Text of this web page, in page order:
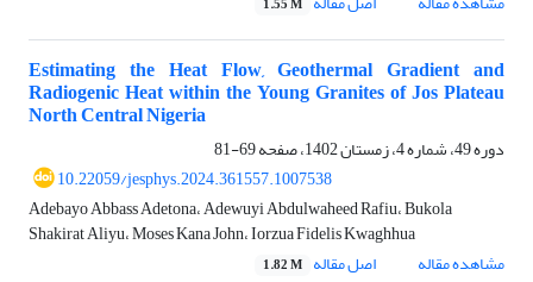
1.55 M
Estimating the Heat Flow, Geothermal Gradient and
Radiogenic Heat within the Young Granites of Jos Plateau
North Central Nigeria
دوره 49، شماره 4، زمستان 1402، صفحه
69-81
10.22059/jesphys.2024.361557.1007538
Adebayo Abbass Adetona، Adewuyi Abdulwaheed Rafiu، Bukola
Shakirat Aliyu، Moses Kana John، Iorzua Fidelis Kwaghhua
مشاهده مقاله
اصل مقاله 1.82 M